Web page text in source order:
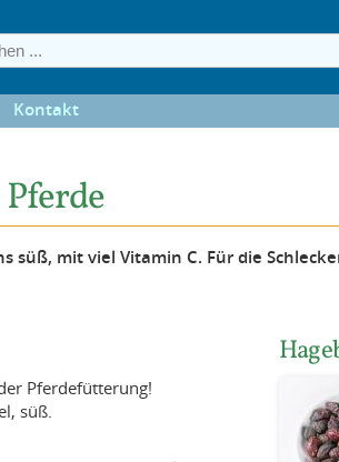
Kontakt
süß, mit viel Vitamin C. Für die
Pferdefütterung!
süß.